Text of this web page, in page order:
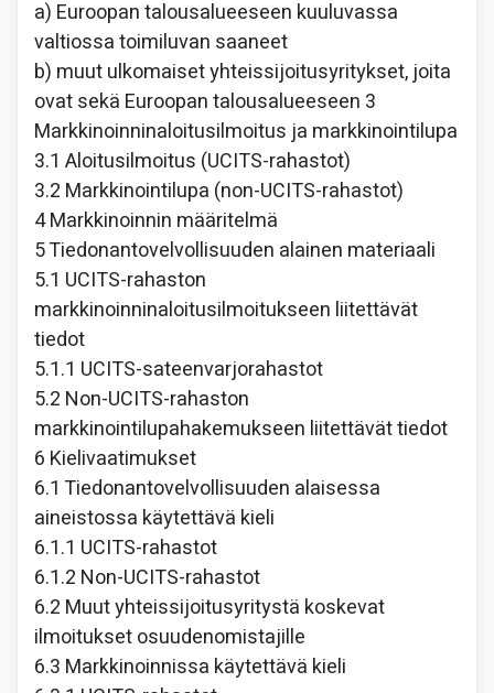
a) Euroopan talousalueeseen kuuluvassa
valtiossa toimiluvan saaneet
b) muut ulkomaiset yhteissijoitusyritykset, joita
ovat sekä Euroopan talousalueeseen 3
Markkinoinninaloitusilmoitus ja markkinointilupa
3.1 Aloitusilmoitus (UCITS-rahastot)
3.2 Markkinointilupa (non-UCITS-rahastot)
4 Markkinoinnin määritelmä
5 Tiedonantovelvollisuuden alainen materiaali
5.1 UCITS-rahaston
markkinoinninaloitusilmoitukseen liitettävät
tiedot
5.1.1 UCITS-sateenvarjorahastot
5.2 Non-UCITS-rahaston
markkinointilupahakemukseen liitettävät tiedot
6 Kielivaatimukset
6.1 Tiedonantovelvollisuuden alaisessa
aineistossa käytettävä kieli
6.1.1 UCITS-rahastot
6.1.2 Non-UCITS-rahastot
6.2 Muut yhteissijoitusyritystä koskevat
ilmoitukset osuudenomistajille
6.3 Markkinoinnissa käytettävä kieli